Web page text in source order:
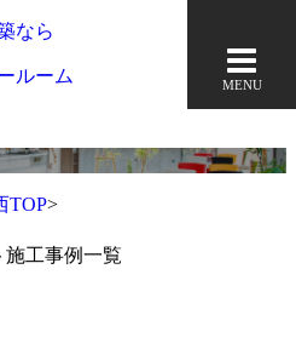
なら
MENU
TOP>
工事例一覧